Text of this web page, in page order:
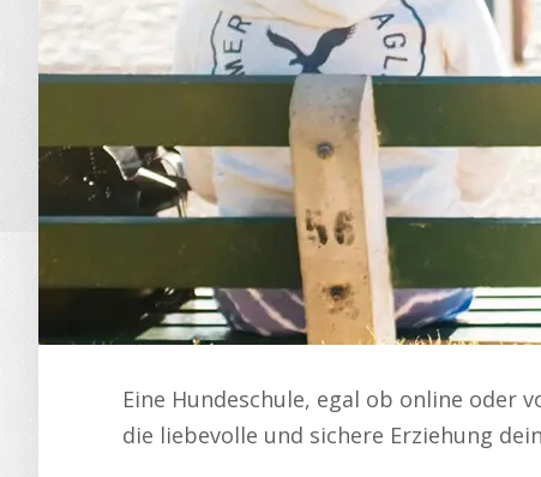
Eine Hundeschule, egal ob online
die liebevolle und sichere Erziehung